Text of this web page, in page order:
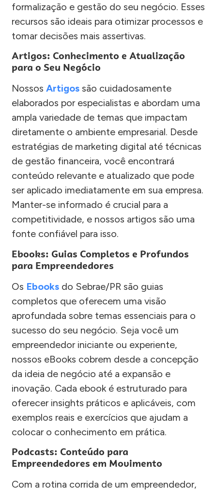
formalização e gestão do seu negócio. Esses
recursos são ideais para otimizar processos e
tomar decisões mais assertivas.
Artigos: Conhecimento e Atualização
para o Seu Negócio
Nossos Artigos são cuidadosamente
elaborados por especialistas e abordam uma
ampla variedade de temas que impactam
diretamente o ambiente empresarial. Desde
estratégias de marketing digital até técnicas
de gestão financeira, você encontrará
conteúdo relevante e atualizado que pode
ser aplicado imediatamente em sua empresa.
Manter-se informado é crucial para a
competitividade, e nossos artigos são uma
fonte confiável para isso.
Ebooks: Guias Completos e Profundos
para Empreendedores
Os Ebooks do Sebrae/PR são guias
completos que oferecem uma visão
aprofundada sobre temas essenciais para o
sucesso do seu negócio. Seja você um
empreendedor iniciante ou experiente,
nossos eBooks cobrem desde a concepção
da ideia de negócio até a expansão e
inovação. Cada ebook é estruturado para
oferecer insights práticos e aplicáveis, com
exemplos reais e exercícios que ajudam a
colocar o conhecimento em prática.
Podcasts: Conteúdo para
Empreendedores em Movimento
Com a rotina corrida de um empreendedor,